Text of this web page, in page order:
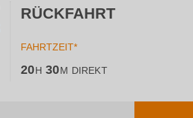
RÜCKFAHRT
FAHRTZEIT*
20H 30M DIREKT